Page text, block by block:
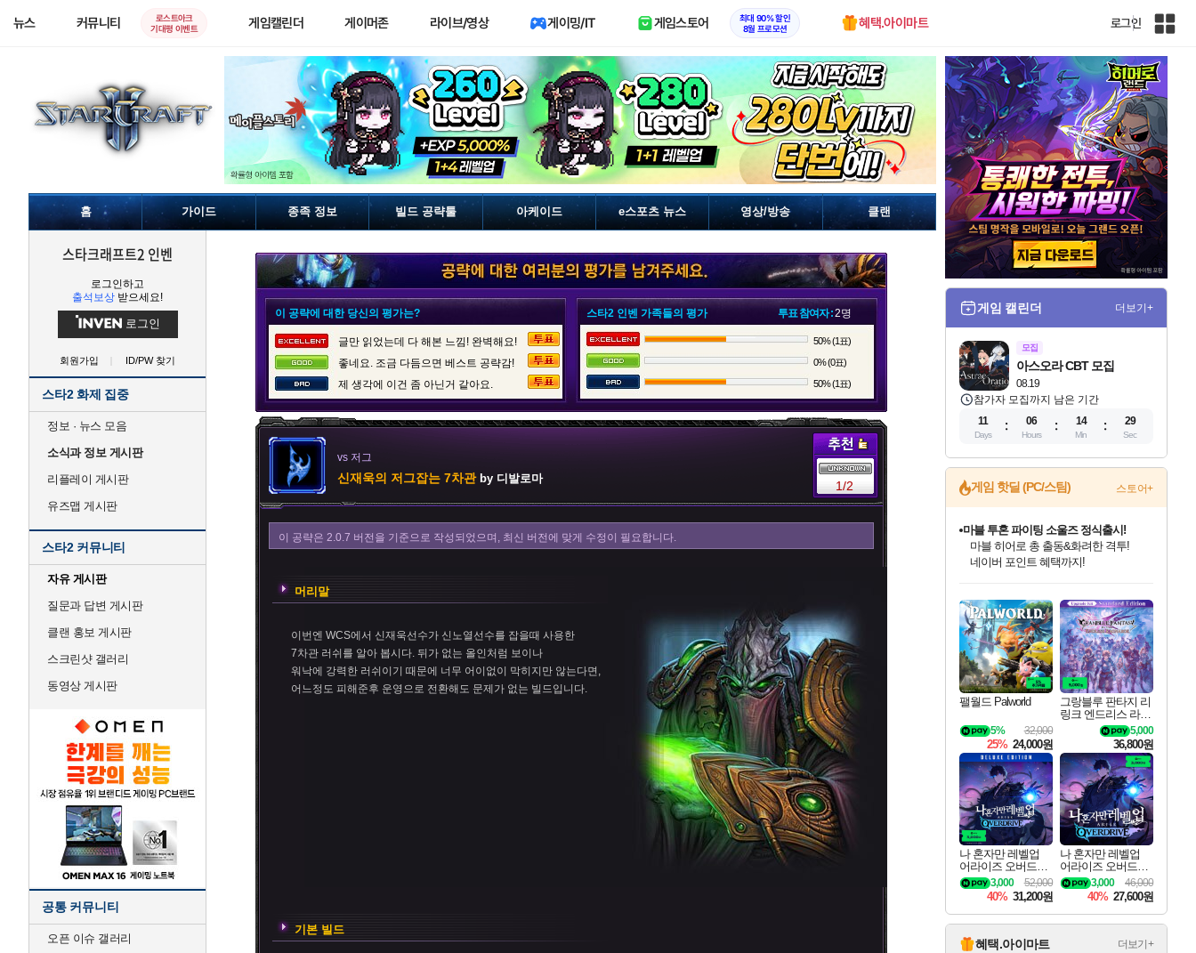
뉴스 커뮤니티
로스트아크
기대평 이벤트
게임캘린더 게이머존 라이브/영상 게이밍/IT 게임스토어
최대 90% 할인
8월 프로모션
혜택.아이마트 로그인
인
전
이
트
맵
홈 가이드 종족 정보 빌드 공략툴 아케이드 e스포츠 뉴스 영상/방송 클랜
스타크래프트2 인벤
로그인하고
출석보상 받으세요!
로그인
회원가입 ID/PW 찾기
스타2 화제 집중
정보 · 뉴스 모음
소식과 정보 게시판
리플레이 게시판
유즈맵 게시판
스타2 커뮤니티
자유 게시판
질문과 답변 게시판
클랜 홍보 게시판
스크린샷 갤러리
동영상 게시판
공통 커뮤니티
오픈 이슈 갤러리
이 공략에 대한 당신의 평가는?
글만 읽었는데 다 해본 느낌! 완벽해요!
좋네요. 조금 다듬으면 베스트 공략감!
제 생각에 이건 좀 아닌거 같아요.
스타2 인벤 가족들의 평가 투표 참여자 :2명
50% (1표)
0% (0표)
50% (1표)
vs 저그
신재욱의 저그잡는 7차관 by 디발로마
1/2
이 공략은 2.0.7 버전을 기준으로 작성되었으며, 최신 버전에 맞게 수정이 필요합니다.
머리말
이번엔 WCS에서 신재욱선수가 신노열선수를 잡을때 사용한
7차관 러쉬를 알아 봅시다. 뒤가 없는 올인처럼 보이나
워낙에 강력한 러쉬이기 때문에 너무 어이없이 막히지만 않는다면,
어느정도 피해준후 운영으로 전환해도 문제가 없는 빌드입니다.
기본 빌드
게임 캘린더 더보기+
모집
08.19
아스오라 CBT 모집
참가자 모집까지 남은 기간
11
Days
06
Hours
14
Min
28
Sec
게임 핫딜 (PC/스팀) 스토어+
최대 90% 할인가를 만나보세요!
네이버혜택과 함께 만나보세요!
50%할인&추가 적립까지!
마블 투혼 파이팅 소울즈 정식출시!
마블 히어로 총 출동&화려한 격투!
네이버 포인트 혜택까지!
이니&베니 혜택까지!
네이버 혜택가와 함께 예약하세요!
할인&네이버혜택으로 만나보세요!
네이버페이 혜택과 만나보세요!
40주년 프로모션으로 만나보세요!
할인가에 만나보세요!
일부 에디션 상시 할인!
혜택으로 예약 판매 중
편안하게 충전하세요
팰월드 Palworld
32,000
5%
25% 24,000원
그랑블루 판타지 리
링크 엔드리스 라그
나로크 업그레이드
킷 Granblue Fantasy
Relink Endless Ragn
arok Upgrade Kit DL
C
5,000
36,800원
나 혼자만 레벨업
어라이즈 오버드라
이브 디럭스 에디션
Solo Leveling Arise
Overdrive Deluxe Edi
tion
52,000
3,000
40% 31,200원
나 혼자만 레벨업
어라이즈 오버드라
이브 Solo Leveling A
rise
46,000
3,000
40% 27,600원
혜택.아이마트 더보기+